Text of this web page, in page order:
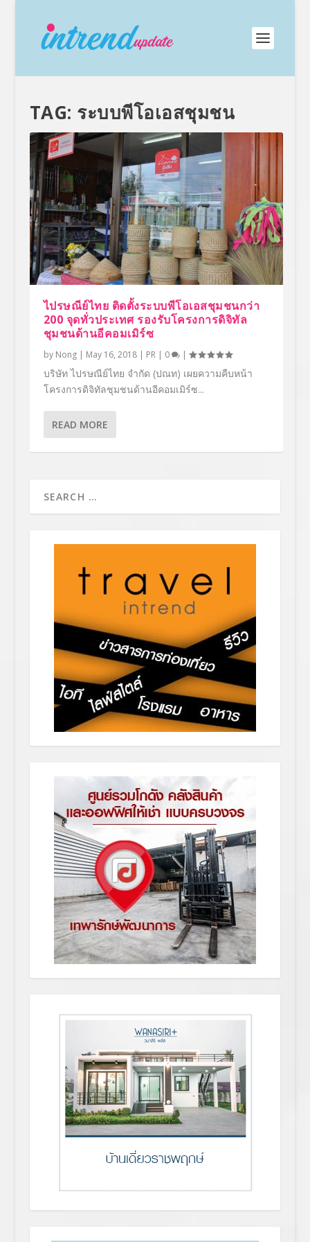
TAG: ระบบพีโอเอสชุมชน
ไปรษณีย์ไทย ติดตั้งระบบพีโอเอสชุมชนกว่า
200 จุดทั่วประเทศ รองรับโครงการดิจิทัล
ชุมชนด้านอีคอมเมิร์ซ
by Nong| May 16, 2018| PR| 0 |
บริษัท ไปรษณีย์ไทย จำกัด (ปณท) เผยความคืบหน้า
โครงการดิจิทัลชุมชนด้านอีคอมเมิร์ซ...
READ MORE